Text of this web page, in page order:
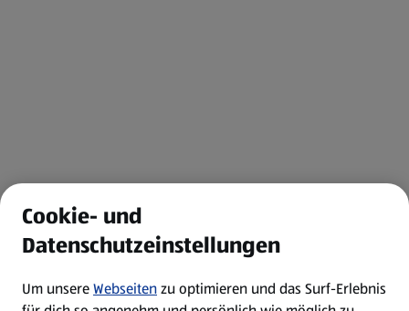
Cookie- und
Datenschutzeinstellungen
Um unsereWebseitenzu optimieren und das Surf-Erlebnis